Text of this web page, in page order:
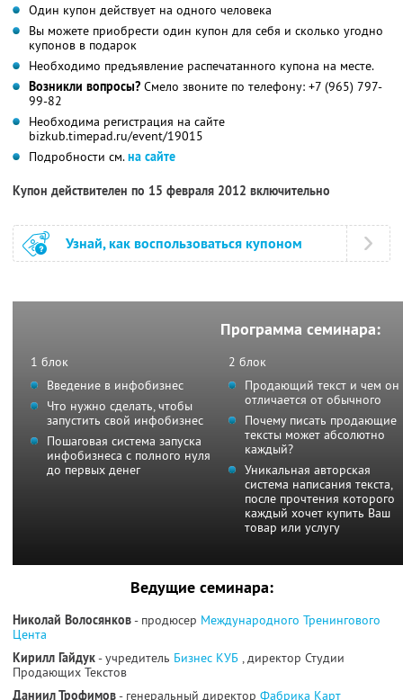
Один купон действует на одного человека
Вы можете приобрести один купон для себя и сколько угодно
купонов в подарок
Необходимо предъявление распечатанного купона на месте.
Возникли вопросы? Смело звоните по телефону: +7 (965) 797-
99-82
Необходима регистрация на сайте
bizkub.timepad.ru/event/19015
Подробности см.на сайте
Купон действителен по 15 февраля 2012 включительно
Узнай, как воспользоваться купоном
Программа семинара:
1 блок
Введение в инфобизнес
Что нужно сделать, чтобы
запустить свой инфобизнес
Пошаговая система запуска
инфобизнеса с полного нуля
до первых денег
2 блок
Продающий текст и чем он
отличается от обычного
Почему писать продающие
тексты может абсолютно
каждый?
Уникальная авторская
система написания текста,
после прочтения которого
каждый хочет купить Ваш
товар или услугу
Ведущие семинара:
Николай Волосянков- продюсер Международного Тренингового
Цента
Кирилл Гайдук- учредитель Бизнес КУБ , директор Студии
Продающих Текстов
Даниил Трофимов- генеральный директор Фабрика Карт